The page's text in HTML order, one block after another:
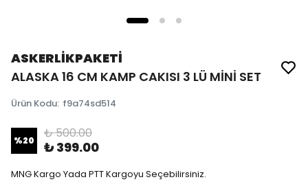
ASKERLİKPAKETİ
ALASKA 16 CM KAMP CAKISI 3 LÜ MİNİ SET
Ürün Kodu: f9a74sd514
%20 ₺ 500.00
₺ 399.00
MNG Kargo Yada PTT Kargoyu Seçebilirsiniz.